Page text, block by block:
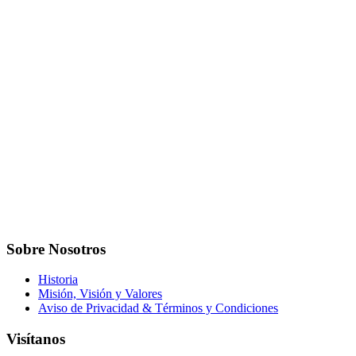
Sobre Nosotros
Historia
Misión, Visión y Valores
Aviso de Privacidad & Términos y Condiciones
Visítanos